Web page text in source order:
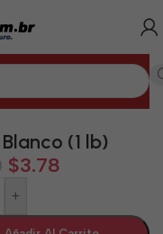
Ávila
(1 lb)
$3.78
+